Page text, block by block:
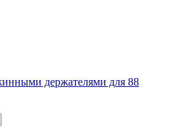
держателями для 88